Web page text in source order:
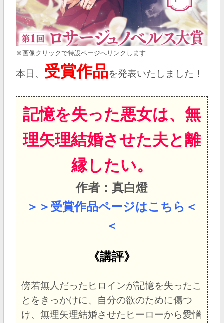
※画像クリックで特設ページへリンクします
本日、 受賞作品を発表いたしました！
記憶を失った悪女は、無
理矢理結婚させた夫と離
縁したい。
作者：真白燈
＞＞受賞作品ページはこちら＜
＜
《講評》
傍若無人だったヒロインが記憶を失ったこ
とをきっかけに、自分の欲のために傷つ
け、無理矢理結婚させたヒーローから愛憎